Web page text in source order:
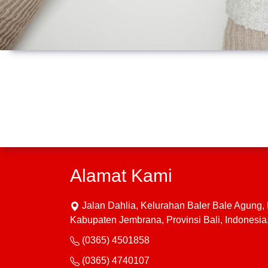
Alamat Kami
Jalan Dahlia, Kelurahan Baler Bale Agung,
Kabupaten Jembrana, Provinsi Bali,
(0365) 4501858
(0365) 4740107